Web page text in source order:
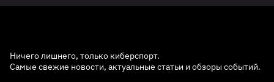
Ничего лишнего, только киберспорт.
Самые свежие новости, актуальные статьи и обзоры событий.